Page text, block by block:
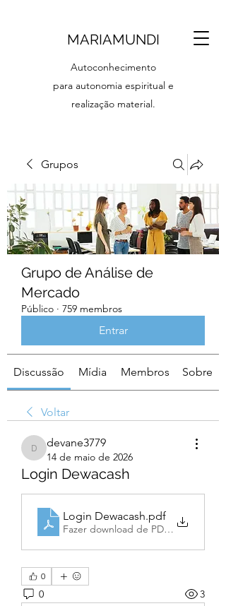
MARIAMUNDI
Autoconhecimento
para autonomia espiritual e
realização material.
Grupos
Grupo de Análise de
Mercado
Público · 759 membros
Entrar
Discussão Mídia Membros Sobre
Voltar
devane3779
devane3779
14 de maio de 2026
Login Dewacash
Login Dewacash.pdf
Fazer download de PDF • 359KB
0
0 3